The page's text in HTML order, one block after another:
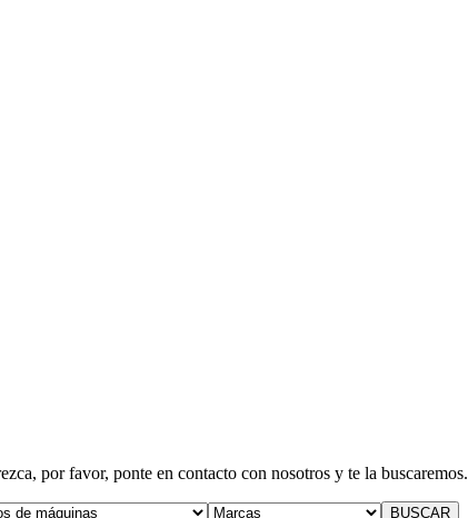
por favor, ponte en contacto con nosotros y te la buscaremos.